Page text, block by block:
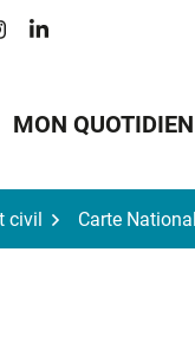
d'accessibilité
le compte
vers le compte
Lien vers le
MON QUOTIDIEN
civil Carte